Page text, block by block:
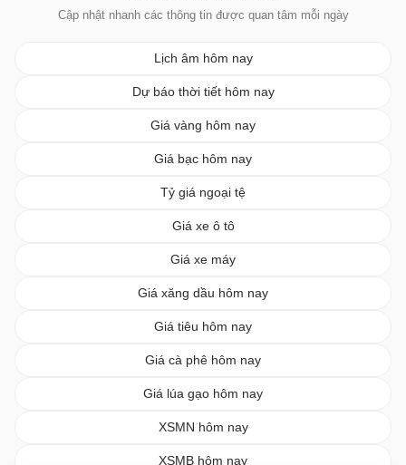
Cập nhật nhanh các thông tin được quan tâm mỗi ngày
Lịch âm hôm nay
Dự báo thời tiết hôm nay
Giá vàng hôm nay
Giá bạc hôm nay
Tỷ giá ngoại tệ
Giá xe ô tô
Giá xe máy
Giá xăng dầu hôm nay
Giá tiêu hôm nay
Giá cà phê hôm nay
Giá lúa gạo hôm nay
XSMN hôm nay
XSMB hôm nay